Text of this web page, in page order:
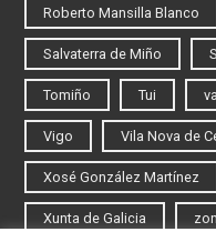
Roberto Mansilla Blanco
Salvaterra de Miño
Tomiño Tui
Vigo Vila Nova de
Xosé González Martínez
Xunta de Galicia